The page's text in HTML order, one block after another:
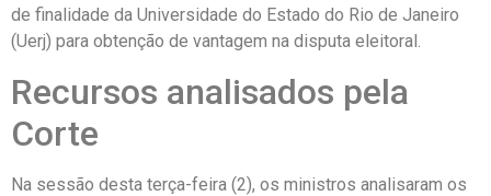
de finalidade da Universidade do Estado do Rio de Janeiro
(Uerj) para obtenção de vantagem na disputa eleitoral.
Recursos analisados pela
Corte
Na sessão desta terça-feira (2), os ministros analisaram os